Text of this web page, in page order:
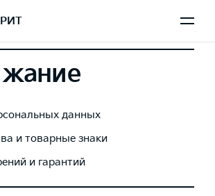
данных
и товарные знаки
и гарантий